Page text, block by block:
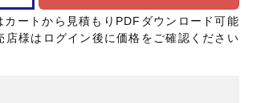
カートから見積もりPDFダウンロード可能
店様はログイン後に価格をご確認ください